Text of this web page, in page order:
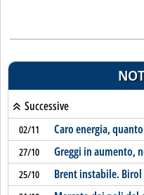
Successive
02/11 Caro energia,
27/10 Greggi in aumento,
25/10 Brent instabile.